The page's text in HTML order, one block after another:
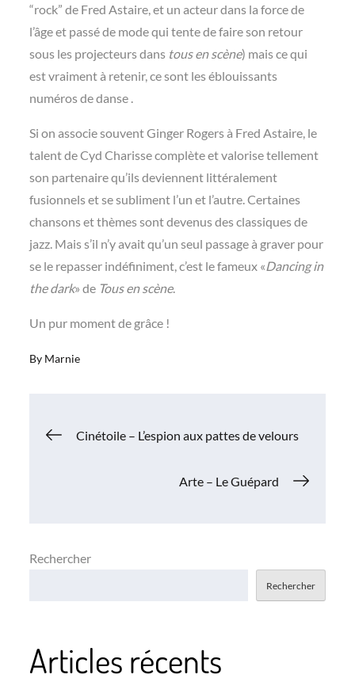
“rock” de Fred Astaire, et un acteur dans la force de
l’âge et passé de mode qui tente de faire son retour
sous les projecteurs dans tous en scène) mais ce qui
est vraiment à retenir, ce sont les éblouissants
numéros de danse .
Si on associe souvent Ginger Rogers à Fred Astaire, le
talent de Cyd Charisse complète et valorise tellement
son partenaire qu’ils deviennent littéralement
fusionnels et se subliment l’un et l’autre. Certaines
chansons et thèmes sont devenus des classiques de
jazz. Mais s’il n’y avait qu’un seul passage à graver pour
se le repasser indéfiniment, c’est le fameux «Dancing in
the dark» de Tous en scène.
Un pur moment de grâce !
By Marnie
Navigation
Cinétoile – L’espion aux pattes de velours
Arte – Le Guépard
Rechercher
Rechercher
Articles récents